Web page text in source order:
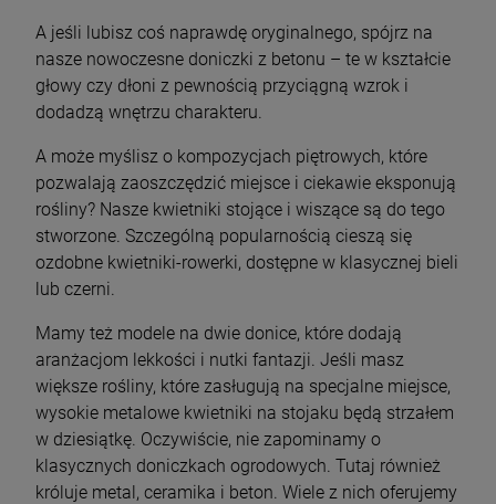
A jeśli lubisz coś naprawdę oryginalnego, spójrz na
nasze nowoczesne doniczki z betonu – te w kształcie
głowy czy dłoni z pewnością przyciągną wzrok i
dodadzą wnętrzu charakteru.
A może myślisz o kompozycjach piętrowych, które
pozwalają zaoszczędzić miejsce i ciekawie eksponują
rośliny? Nasze kwietniki stojące i wiszące są do tego
stworzone. Szczególną popularnością cieszą się
ozdobne kwietniki-rowerki, dostępne w klasycznej bieli
lub czerni.
Mamy też modele na dwie donice, które dodają
aranżacjom lekkości i nutki fantazji. Jeśli masz
większe rośliny, które zasługują na specjalne miejsce,
wysokie metalowe kwietniki na stojaku będą strzałem
w dziesiątkę. Oczywiście, nie zapominamy o
klasycznych doniczkach ogrodowych. Tutaj również
króluje metal, ceramika i beton. Wiele z nich oferujemy